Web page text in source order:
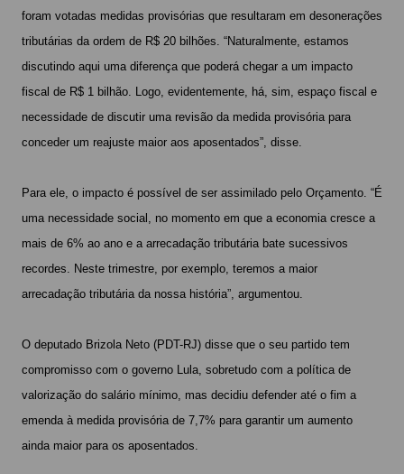
foram votadas medidas provisórias que resultaram em desonerações
tributárias da ordem de R$ 20 bilhões. “Naturalmente, estamos
discutindo aqui uma diferença que poderá chegar a um impacto
fiscal de R$ 1 bilhão. Logo, evidentemente, há, sim, espaço fiscal e
necessidade de discutir uma revisão da medida provisória para
conceder um reajuste maior aos aposentados”, disse.
Para ele, o impacto é possível de ser assimilado pelo Orçamento. “É
uma necessidade social, no momento em que a economia cresce a
mais de 6% ao ano e a arrecadação tributária bate sucessivos
recordes. Neste trimestre, por exemplo, teremos a maior
arrecadação tributária da nossa história”, argumentou.
O deputado Brizola Neto (PDT-RJ) disse que o seu partido tem
compromisso com o governo Lula, sobretudo com a política de
valorização do salário mínimo, mas decidiu defender até o fim a
emenda à medida provisória de 7,7% para garantir um aumento
ainda maior para os aposentados.